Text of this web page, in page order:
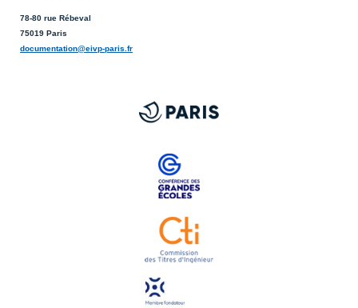
78-80 rue Rébeval
75019 Paris
documentation@eivp-paris.fr